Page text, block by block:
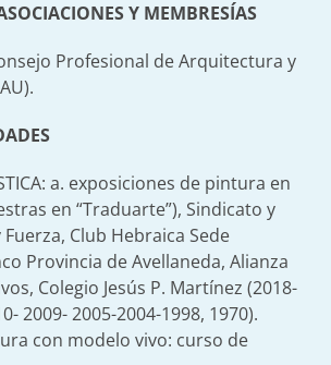
Y MEMBRESÍAS
Profesional de Arquitectura y
a. exposiciones de pintura en
en “Traduarte”), Sindicato y
Club Hebraica Sede
Provincia de Avellaneda, Alianza
Colegio Jesús P. Martínez (2018-
2009- 2005-2004-1998, 1970).
con modelo vivo: curso de